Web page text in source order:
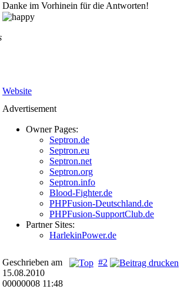
Danke im Vorhinein für die Antworten!
Website
Advertisement
Owner Pages:
Septron.de
Septron.eu
Septron.net
Septron.org
Septron.info
Blood-Fighter.de
PHPFusion-Deutschland.de
PHPFusion-SupportClub.de
Partner Sites:
HarlekinPower.de
#2
Geschrieben am
15.08.2010
00000008 11:48